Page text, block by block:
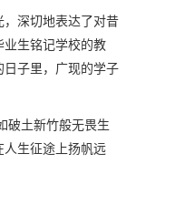
深切地表达了对昔
业生铭记学校的教
子里，广现的学子
破土新竹般无畏生
人生征途上扬帆远